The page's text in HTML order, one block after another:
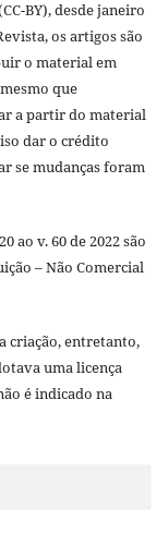
BY), desde janeiro
os artigos são
o material em
que
a partir do material
dar o crédito
se mudanças foram
ao v. 60 de 2022 são
– Não Comercial
criação, entretanto,
uma licença
é indicado na